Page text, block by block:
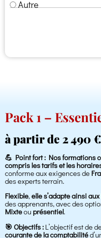
Autre
Pack 1 –
à partir de 2 490 €
💪 Point fort : Nos formations
compris les tarifs et les
conforme aux exigences de
des experts terrain.
Flexible,elle s’adapte ainsi
des apprenants, avec des
Mixteou présentiel.
🎯 Objectifs : L’objectif est de
courante de la comptabilité